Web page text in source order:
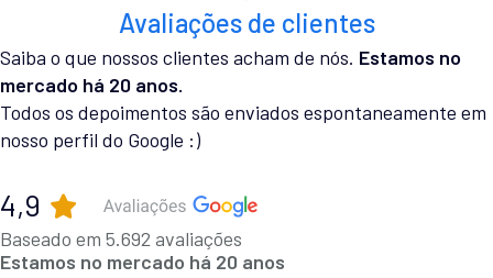
Avaliações de clientes
Saiba o que nossos clientes acham de nós. Estamos no
mercado há 20 anos.
Todos os depoimentos são enviados espontaneamente em
nosso perfil do Google :)
4,9
Baseado em 5.692 avaliações
Estamos no mercado há 20 anos